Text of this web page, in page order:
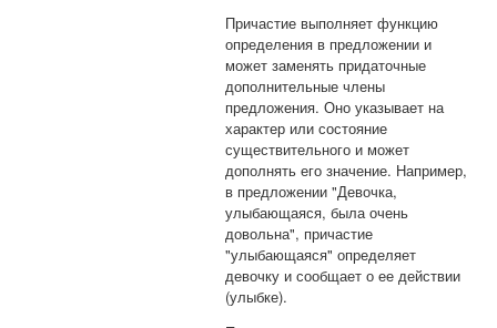
Причастие выполняет функцию
определения в предложении и
может заменять придаточные
дополнительные члены
предложения. Оно указывает на
характер или состояние
существительного и может
дополнять его значение. Например,
в предложении "Девочка,
улыбающаяся, была очень
довольна", причастие
"улыбающаяся" определяет
девочку и сообщает о ее действии
(улыбке).